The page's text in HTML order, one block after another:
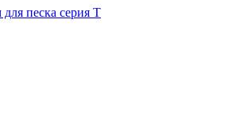
песка серия Т